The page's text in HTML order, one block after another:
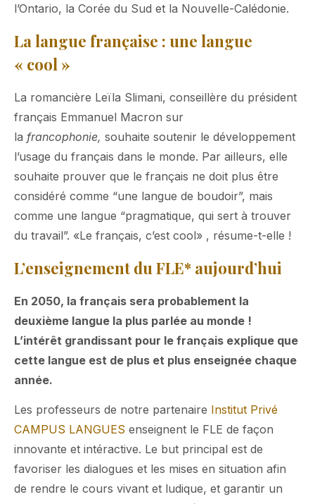
l’Ontario, la Corée du Sud et la Nouvelle-Calédonie.
La langue française : une langue
« cool »
La romancière Leïla Slimani, conseillère du président
français Emmanuel Macron sur
la francophonie, souhaite soutenir le développement
l’usage du français dans le monde. Par ailleurs, elle
souhaite prouver que le français ne doit plus être
considéré comme “une langue de boudoir”, mais
comme une langue “pragmatique, qui sert à trouver
du travail”. «Le français, c’est cool» , résume-t-elle !
L’enseignement du FLE* aujourd’hui
En 2050, la français sera probablement la
deuxième langue la plus parlée au monde !
L’intérêt grandissant pour le français explique que
cette langue est de plus et plus enseignée chaque
année.
Les professeurs de notre partenaire Institut Privé
CAMPUS LANGUES enseignent le FLE de façon
innovante et intéractive. Le but principal est de
favoriser les dialogues et les mises en situation afin
de rendre le cours vivant et ludique, et garantir un